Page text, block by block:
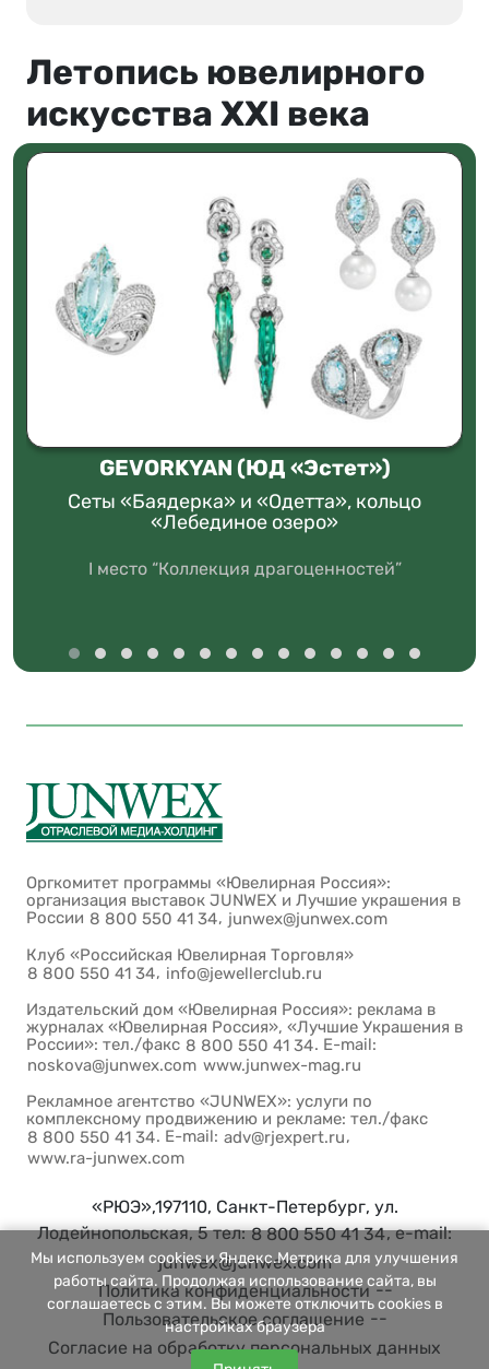
Летопись ювелирного
искусства XXI века
GEVORKYAN (ЮД «Эстет»)
Сеты «Баядерка» и «Одетта», кольцо
«Лебединое озеро»
I место “Коллекция драгоценностей”
Оргкомитет программы «Ювелирная Россия»:
организация выставок JUNWEX и Лучшие украшения в
России 8 800 550 41 34, junwex@junwex.com
Клуб «Российская Ювелирная Торговля»
8 800 550 41 34, info@jewellerclub.ru
Издательский дом «Ювелирная Россия»: реклама в
журналах «Ювелирная Россия», «Лучшие Украшения в
России»: тел./факс 8 800 550 41 34. E-mail:
noskova@junwex.com www.junwex-mag.ru
Рекламное агентство «JUNWEX»: услуги по
комплексному продвижению и рекламе: тел./факс
8 800 550 41 34. E-mail: adv@rjexpert.ru,
www.ra-junwex.com
«РЮЭ»,197110, Санкт-Петербург, ул.
Лодейнопольская, 5 тел:8 800 550 41 34, e-mail:
junwex@junwex.com
Политика конфиденциальности--
Пользовательское соглашение --
Согласие на обработку персональных данных
Мы используем cookies и Яндекс.Метрика для улучшения
работы сайта. Продолжая использование сайта, вы
соглашаетесь с этим. Вы можете отключить cookies в
настройках браузера